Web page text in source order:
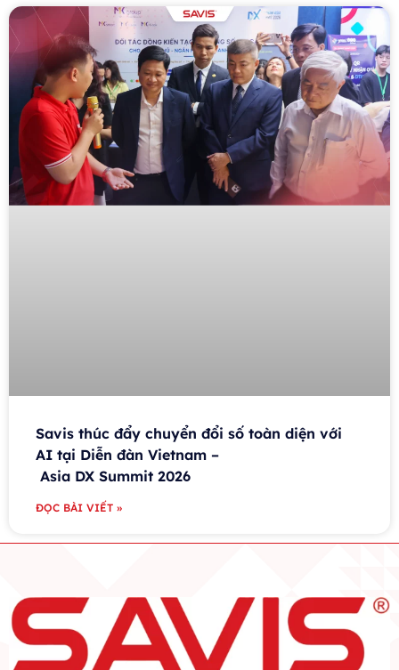
Savis thúc đẩy chuyển đổi số toàn diện với
AI tại Diễn đàn Vietnam –
Asia DX Summit 2026
ĐỌC BÀI VIẾT »